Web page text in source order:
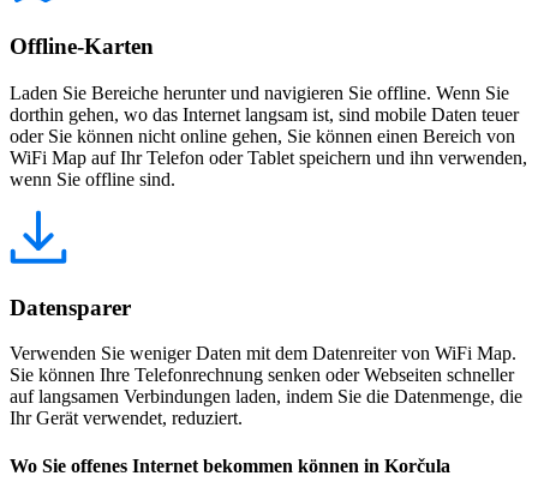
Offline-Karten
Laden Sie Bereiche herunter und navigieren Sie offline. Wenn Sie
dorthin gehen, wo das Internet langsam ist, sind mobile Daten teuer
oder Sie können nicht online gehen, Sie können einen Bereich von
WiFi Map auf Ihr Telefon oder Tablet speichern und ihn verwenden,
wenn Sie offline sind.
Datensparer
Verwenden Sie weniger Daten mit dem Datenreiter von WiFi Map.
Sie können Ihre Telefonrechnung senken oder Webseiten schneller
auf langsamen Verbindungen laden, indem Sie die Datenmenge, die
Ihr Gerät verwendet, reduziert.
Wo Sie offenes Internet bekommen können in Korčula